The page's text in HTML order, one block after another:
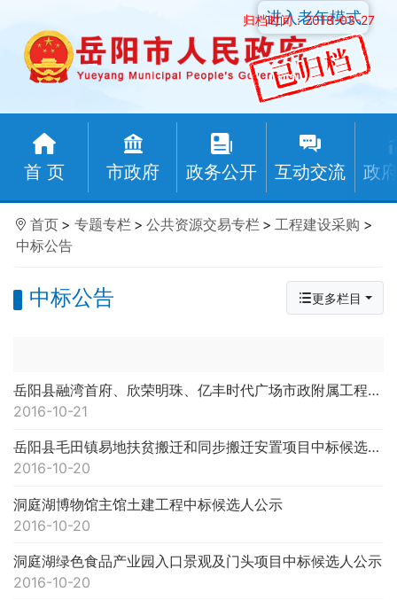
归档时间：2018-03-27
首 页 市政府 政务公开 互动交流 政
进入老年模式
首页 > 专题专栏 > 公共资源交易专栏 > 工程建设采购 >
中标公告
中标公告 更多栏目
岳阳县融湾首府、欣荣明珠、亿丰时代广场市政附属工程中标候选人公示
2016-10-21
岳阳县毛田镇易地扶贫搬迁和同步搬迁安置项目中标候选人公示
2016-10-20
洞庭湖博物馆主馆土建工程中标候选人公示
2016-10-20
洞庭湖绿色食品产业园入口景观及门头项目中标候选人公示
2016-10-20